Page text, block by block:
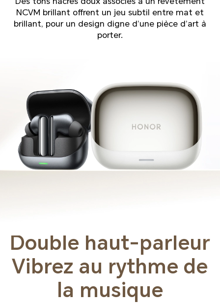
NCVM brillant offrent un jeu subtil entre mat et
brillant, pour un design digne d’une pièce d’art à
porter.
Double haut-parleur
Vibrez au rythme de
la musique